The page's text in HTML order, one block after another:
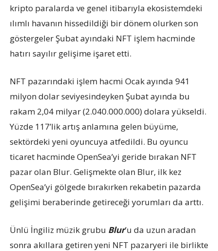
kripto paralarda ve genel itibarıyla ekosistemdeki
ılımlı havanın hissedildiği bir dönem olurken son
göstergeler Şubat ayındaki NFT işlem hacminde
hatırı sayılır gelişime işaret etti.
NFT pazarındaki işlem hacmi Ocak ayında 941
milyon dolar seviyesindeyken Şubat ayında bu
rakam 2,04 milyar (2.040.000.000) dolara yükseldi.
Yüzde 117’lik artış anlamına gelen büyüme,
sektördeki yeni oyuncuya atfedildi. Bu oyuncu
ticaret hacminde OpenSea’yi geride bırakan NFT
pazar olan Blur. Gelişmekte olan Blur, ilk kez
OpenSea’yi gölgede bırakırken rekabetin pazarda
gelişimi beraberinde getireceği yorumları da arttı.
Ünlü İngiliz müzik grubu Blur’u da uzun aradan
sonra akıllara getiren yeni NFT pazaryeri ile birlikte